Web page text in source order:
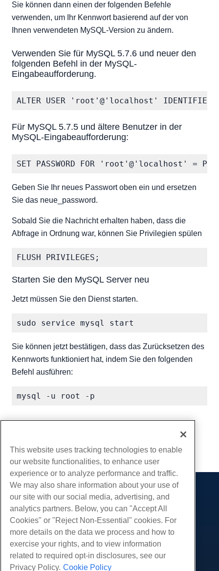
Sie können dann einen der folgenden Befehle
verwenden, um Ihr Kennwort basierend auf der von
Ihnen verwendeten MySQL-Version zu ändern.
Verwenden Sie für MySQL 5.7.6 und neuer den
folgenden Befehl in der MySQL-
Eingabeaufforderung.
Für MySQL 5.7.5 und ältere Benutzer in der
MySQL-Eingabeaufforderung:
Geben Sie Ihr neues Passwort oben ein und ersetzen
Sie das neue_password.
Sobald Sie die Nachricht erhalten haben, dass die
Abfrage in Ordnung war, können Sie Privilegien spülen
Starten Sie den MySQL Server neu
Jetzt müssen Sie den Dienst starten.
Sie können jetzt bestätigen, dass das Zurücksetzen des
Kennworts funktioniert hat, indem Sie den folgenden
Befehl ausführen:
Kopieren URL
Produkte
Web-Hosting
Business Hosting
Reseller Hosting
White Label Reseller
Verwaltete Linux. VPS
Dienstleistungen
Website-Migrationen
Gemeinschaft
Produktdokumentation
Tutorials
Unternehmen
Über uns
This website uses tracking technologies to enable
our website functionalities, to enhance user
experience or to analyze performance and traffic.
We may also share information about your use of
our site with our social media, advertising, and
analytics partners. Below, you can "Accept All
Cookies" or "Reject Non-Essential" cookies. For
more details on the data we process and how to
exercise your rights, and to view information
related to required opt-in disclosures, see our
Privacy Policy. Cookie Policy